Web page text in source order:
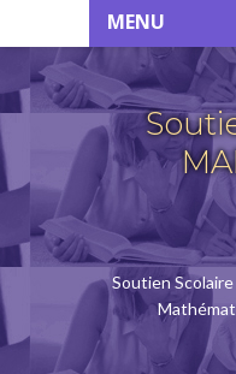
MENU
Soutien Scolaire